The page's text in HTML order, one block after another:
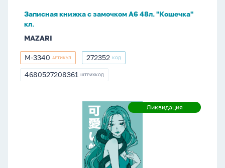
Записная книжка с замочком А6 48л. "Кошечка"
кл.
MAZARI
M-
3340
M-3340 АРТИКУЛ 272352
272352 КОД
4680527208361
4680527208361 ШТРИХКОД
Ликвидация
Ликвидация